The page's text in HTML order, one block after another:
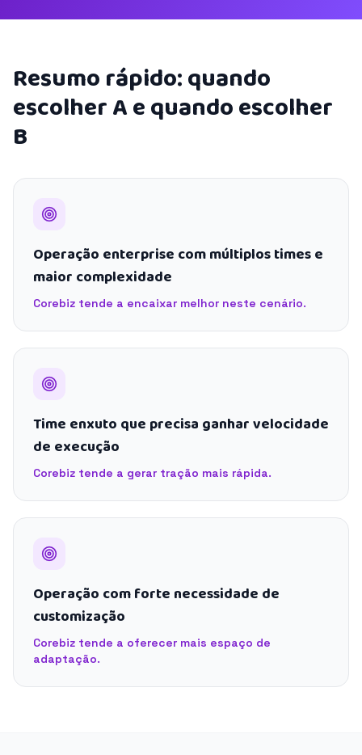
Resumo rápido: quando
escolher A e quando escolher
B
Operação enterprise com múltiplos times e
maior complexidade
Corebiz tende a encaixar melhor neste cenário.
Time enxuto que precisa ganhar velocidade
de execução
Corebiz tende a gerar tração mais rápida.
Operação com forte necessidade de
customização
Corebiz tende a oferecer mais espaço de
adaptação.